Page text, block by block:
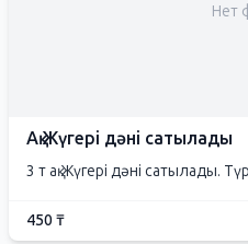
Нет
Ақ Жүгері дәні сатылады
3 т ақ Жүгері дәні сатылады.
450 ₸